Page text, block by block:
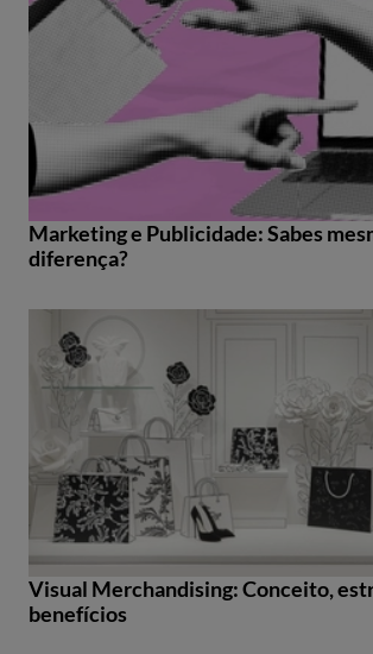
Marketing e Publicidade: Sabes
diferença?
Visual Merchandising: Conceito,
benefícios